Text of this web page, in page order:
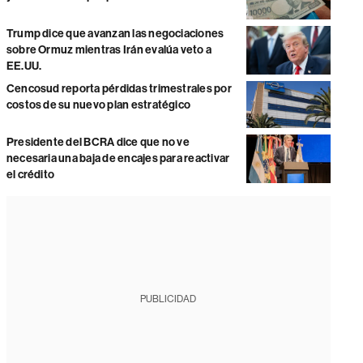
Trump dice que avanzan las negociaciones
sobre Ormuz mientras Irán evalúa veto a
EE.UU.
Cencosud reporta pérdidas trimestrales por
costos de su nuevo plan estratégico
Presidente del BCRA dice que no ve
necesaria una baja de encajes para reactivar
el crédito
PUBLICIDAD